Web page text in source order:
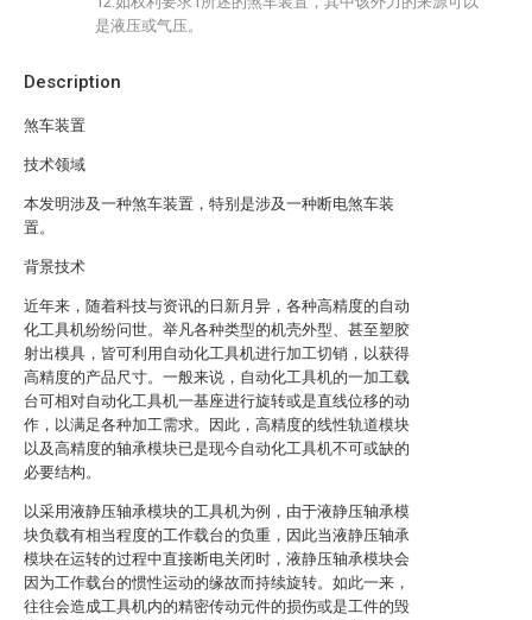
Description
煞车装置
技术领域
本发明涉及一种煞车装置，特别是涉及一种断电煞车装
置。
背景技术
近年来，随着科技与资讯的日新月异，各种高精度的自动
化工具机纷纷问世。举凡各种类型的机壳外型、甚至塑胶
射出模具，皆可利用自动化工具机进行加工切销，以获得
高精度的产品尺寸。一般来说，自动化工具机的一加工载
台可相对自动化工具机一基座进行旋转或是直线位移的动
作，以满足各种加工需求。因此，高精度的线性轨道模块
以及高精度的轴承模块已是现今自动化工具机不可或缺的
必要结构。
以采用液静压轴承模块的工具机为例，由于液静压轴承模
块负载有相当程度的工作载台的负重，因此当液静压轴承
模块在运转的过程中直接断电关闭时，液静压轴承模块会
因为工作载台的惯性运动的缘故而持续旋转。如此一来，
往往会造成工具机内的精密传动元件的损伤或是工件的毁
是液压或气压。